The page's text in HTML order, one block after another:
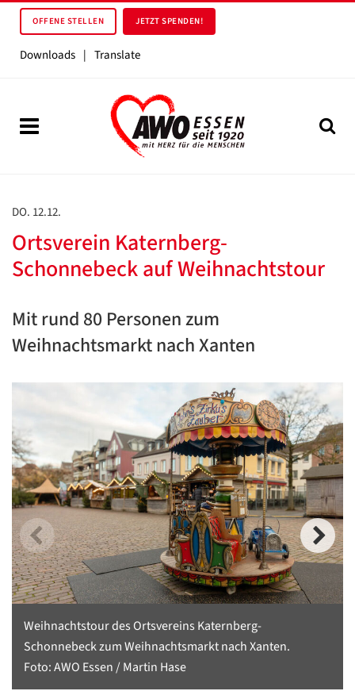
OFFENE STELLEN JETZT SPENDEN!
Downloads | Translate
DO. 12.12.
Ortsverein Katernberg-
Schonnebeck auf Weihnachtstour
Mit rund 80 Personen zum
Weihnachtsmarkt nach Xanten
Weihnachtstour des Ortsvereins Katernberg-
Schonnebeck zum Weihnachtsmarkt nach Xanten.
Foto: AWO Essen / Martin Hase